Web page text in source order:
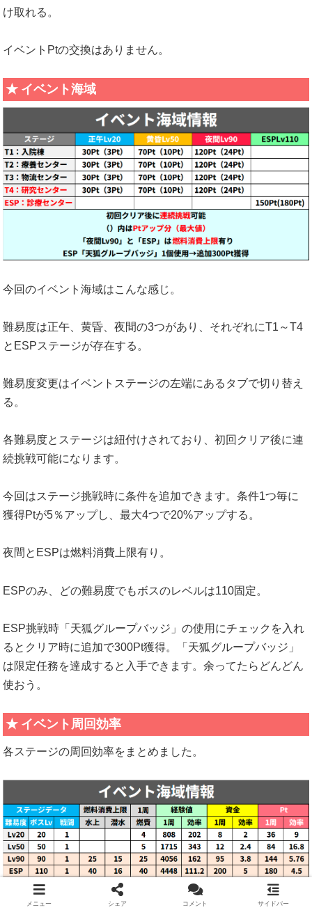
け取れる。
イベントPtの交換はありません。
イベント海域
今回のイベント海域はこんな感じ。
難易度は正午、黄昏、夜間の3つがあり、それぞれにT1～T4
とESPステージが存在する。
難易度変更はイベントステージの左端にあるタブで切り替え
る。
各難易度とステージは紐付けされており、初回クリア後に連
続挑戦可能になります。
今回はステージ挑戦時に条件を追加できます。条件1つ毎に
獲得Ptが5％アップし、最大4つで20%アップする。
夜間とESPは燃料消費上限有り。
ESPのみ、どの難易度でもボスのレベルは110固定。
ESP挑戦時「天狐グループバッジ」の使用にチェックを入れ
るとクリア時に追加で300Pt獲得。「天狐グループバッジ」
は限定任務を達成すると入手できます。余ってたらどんどん
使おう。
イベント周回効率
各ステージの周回効率をまとめました。
メニュー シェア コメント サイドバー